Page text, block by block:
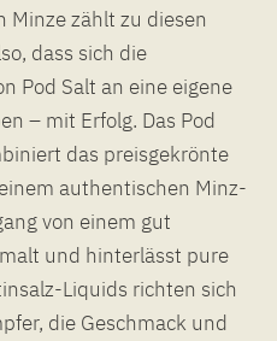
Minze zählt zu diesen
dass sich die
Pod Salt an eine eigene
– mit Erfolg. Das Pod
das preisgekrönte
authentischen Minz-
von einem gut
und hinterlässt pure
Liquids richten sich
die Geschmack und